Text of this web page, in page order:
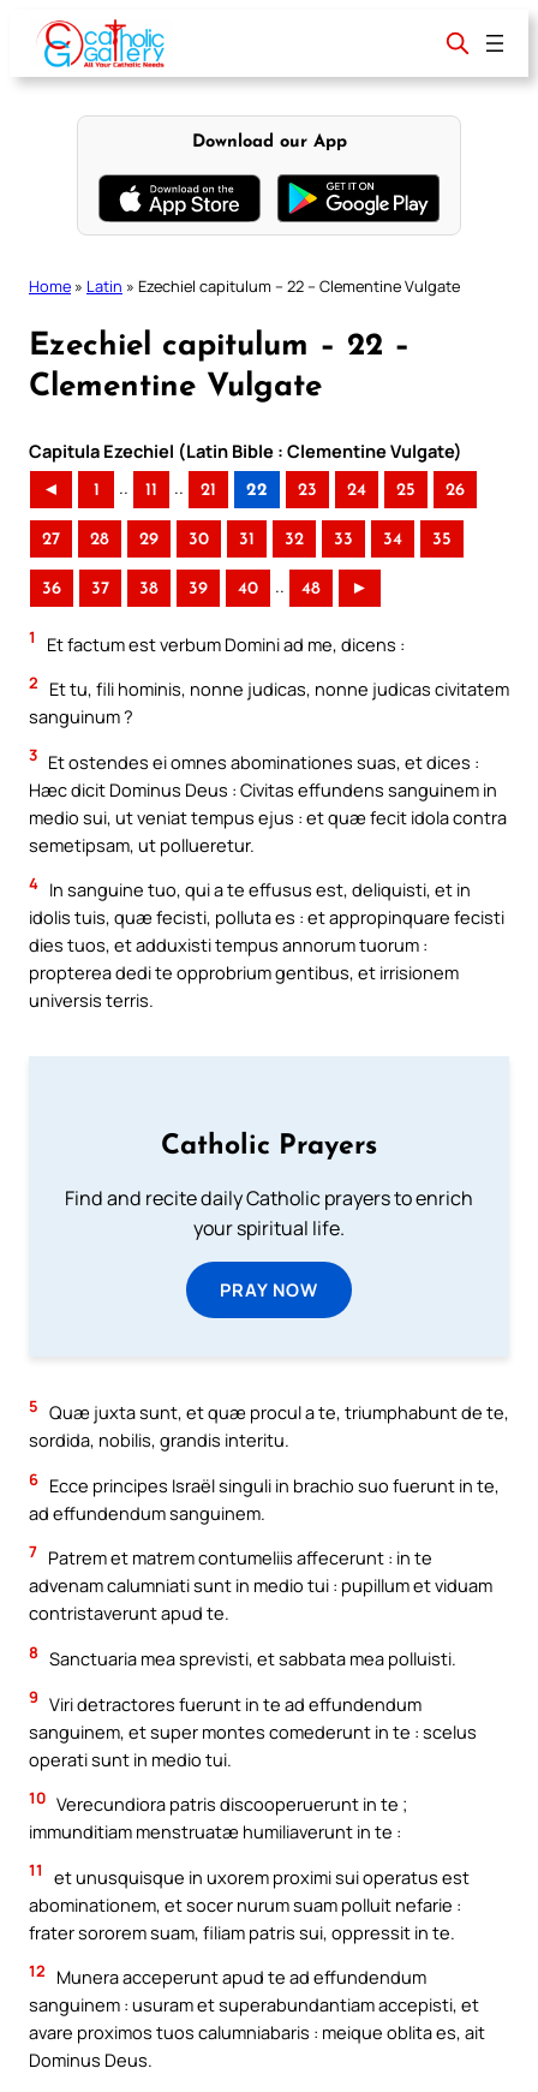
content
Download our App
Home » Latin » Ezechiel capitulum – 22 – Clementine Vulgate
Ezechiel capitulum – 22 –
Clementine Vulgate
Capitula Ezechiel (Latin Bible : Clementine Vulgate)
◄ 1 .. 11 .. 21 22 23 24 25 26
27 28 29 30 31 32 33 34 35
36 37 38 39 40 .. 48 ►
1 Et factum est verbum Domini ad me, dicens :
2
Et tu, fili hominis, nonne judicas, nonne judicas civitatem
sanguinum ?
3 Et ostendes ei omnes abominationes suas, et dices :
Hæc dicit Dominus Deus : Civitas effundens sanguinem in
medio sui, ut veniat tempus ejus : et quæ fecit idola contra
semetipsam, ut pollueretur.
4 In sanguine tuo, qui a te effusus est, deliquisti, et in
idolis tuis, quæ fecisti, polluta es : et appropinquare fecisti
dies tuos, et adduxisti tempus annorum tuorum :
propterea dedi te opprobrium gentibus, et irrisionem
universis terris.
Catholic Prayers
Find and recite daily Catholic prayers to enrich
your spiritual life.
PRAY NOW
5 Quæ juxta sunt, et quæ procul a te, triumphabunt de te,
sordida, nobilis, grandis interitu.
6 Ecce principes Israël singuli in brachio suo fuerunt in te,
ad effundendum sanguinem.
7 Patrem et matrem contumeliis affecerunt : in te
advenam calumniati sunt in medio tui : pupillum et viduam
contristaverunt apud te.
8 Sanctuaria mea sprevisti, et sabbata mea polluisti.
9 Viri detractores fuerunt in te ad effundendum
sanguinem, et super montes comederunt in te : scelus
operati sunt in medio tui.
10 Verecundiora patris discooperuerunt in te ;
immunditiam menstruatæ humiliaverunt in te :
11
et unusquisque in uxorem proximi sui operatus est
abominationem, et socer nurum suam polluit nefarie :
frater sororem suam, filiam patris sui, oppressit in te.
12
Munera acceperunt apud te ad effundendum
sanguinem : usuram et superabundantiam accepisti, et
avare proximos tuos calumniabaris : meique oblita es, ait
Dominus Deus.